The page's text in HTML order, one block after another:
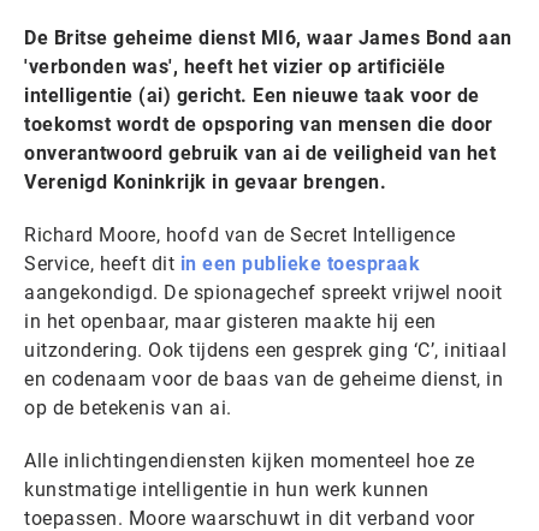
De Britse geheime dienst MI6, waar James Bond aan
'verbonden was', heeft het vizier op artificiële
intelligentie (ai) gericht. Een nieuwe taak voor de
toekomst wordt de opsporing van mensen die door
onverantwoord gebruik van ai de veiligheid van het
Verenigd Koninkrijk in gevaar brengen.
Richard Moore, hoofd van de Secret Intelligence
Service, heeft dit in een publieke toespraak
aangekondigd. De spionagechef spreekt vrijwel nooit
in het openbaar, maar gisteren maakte hij een
uitzondering. Ook tijdens een gesprek ging ‘C’, initiaal
en codenaam voor de baas van de geheime dienst, in
op de betekenis van ai.
Alle inlichtingendiensten kijken momenteel hoe ze
kunstmatige intelligentie in hun werk kunnen
toepassen. Moore waarschuwt in dit verband voor